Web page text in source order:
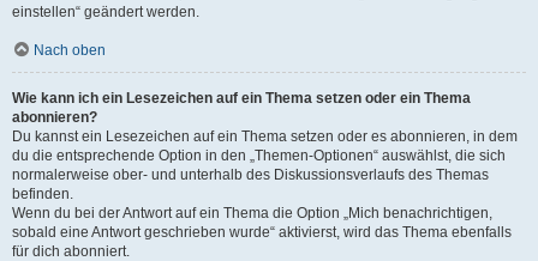
einstellen“ geändert werden.
Nach oben
Wie kann ich ein Lesezeichen auf ein Thema setzen oder ein Thema
abonnieren?
Du kannst ein Lesezeichen auf ein Thema setzen oder es abonnieren, in dem
du die entsprechende Option in den „Themen-Optionen“ auswählst, die sich
normalerweise ober- und unterhalb des Diskussionsverlaufs des Themas
befinden.
Wenn du bei der Antwort auf ein Thema die Option „Mich benachrichtigen,
sobald eine Antwort geschrieben wurde“ aktivierst, wird das Thema ebenfalls
für dich abonniert.